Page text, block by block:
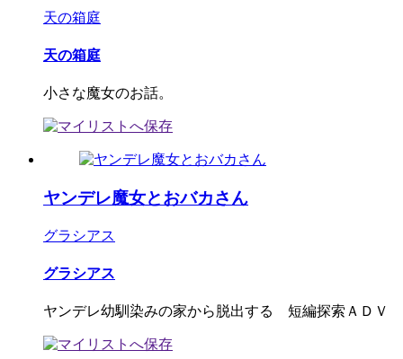
天の箱庭
天の箱庭
小さな魔女のお話。
ヤンデレ魔女とおバカさん
グラシアス
グラシアス
ヤンデレ幼馴染みの家から脱出する 短編探索ＡＤＶ